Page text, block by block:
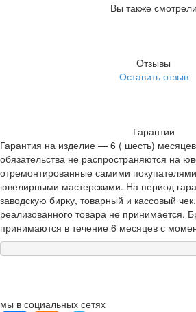
Вы также смотрели
Отзывы
Оставить отзыв
Гарантии
Гарантия на изделие — 6 ( шесть)
обязательства не распространяются на
отремонтированные самими
ювелирными мастерскими. На период
заводскую бирку, товарный и кассовый
реализованного товара не принимается.
принимаются в течение 6 месяцев с
мы в социальных сетях